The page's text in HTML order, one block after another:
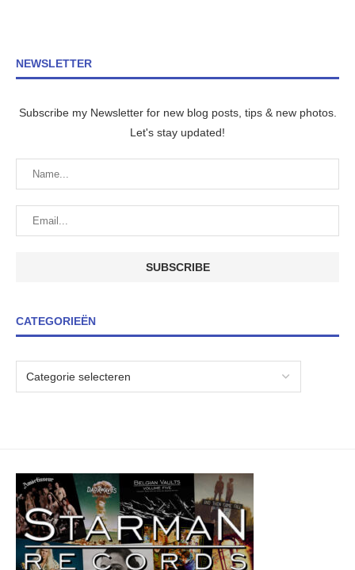
NEWSLETTER
Subscribe my Newsletter for new blog posts, tips & new photos.
Let's stay updated!
CATEGORIEËN